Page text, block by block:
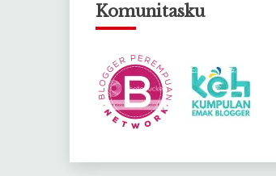
Komunitasku